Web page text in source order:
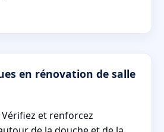
en rénovation de salle
Vérifiez et renforcez